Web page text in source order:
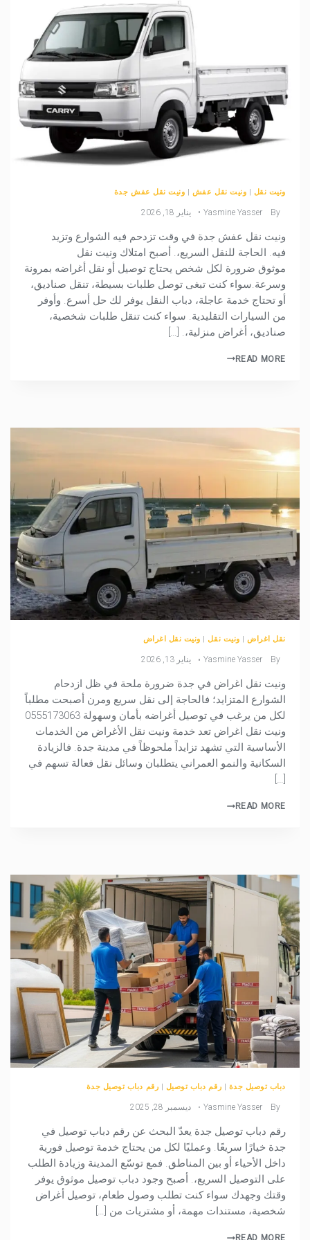
ونيت نقل | ونيت نقل عفش | ونيت نقل عفش جدة
By
Yasmine Yasser يناير 18, 2026
ونيت نقل عفش جدة في وقت تزدحم فيه الشوارع وتزيد
فيه. الحاجة للنقل السريع،. أصبح امتلاك ونيت نقل
موثوق ضرورة لكل شخص يحتاج توصيل أو نقل أغراضه بمرونة
وسرعة.سواء كنت تبغى توصل طلبات بسيطة، تنقل صناديق،
أو تحتاج خدمة عاجلة، دباب النقل يوفر لك حل أسرع. وأوفر
من السيارات التقليدية. سواء كنت تنقل طلبات شخصية،
صناديق، أغراض منزلية،. […]
READ MORE
نقل اغراض| ونيت نقل| ونيت نقل اغراض
By
Yasmine Yasser يناير 13, 2026
ونيت نقل اغراض في جدة ضرورة ملحة في ظل ازدحام
الشوارع المتزايد؛ فالحاجة إلى نقل سريع ومرن أصبحت مطلباً
لكل من يرغب في توصيل أغراضه بأمان وسهولة 0555173063
ونيت نقل اغراض تعد خدمة ونيت نقل الأغراض من الخدمات
الأساسية التي تشهد تزايداً ملحوظاً في مدينة جدة. فالزيادة
السكانية والنمو العمراني يتطلبان وسائل نقل فعالة تسهم في
[…]
READ MORE
دباب توصيل جدة | رقم دباب توصيل | رقم دباب توصيل جدة
By
Yasmine Yasser ديسمبر 28, 2025
رقم دباب توصيل جدة يعدّ البحث عن رقم دباب توصيل في
جدة خيارًا سريعًا. وعمليًا لكل من يحتاج خدمة توصيل فورية
داخل الأحياء أو بين المناطق. فمع توسّع المدينة وزيادة الطلب
على التوصيل السريع،. أصبح وجود دباب توصيل موثوق يوفر
وقتك وجهدك سواء كنت تطلب وصول طعام، توصيل أغراض
شخصية، مستندات مهمة، أو مشتريات من […]
READ MORE